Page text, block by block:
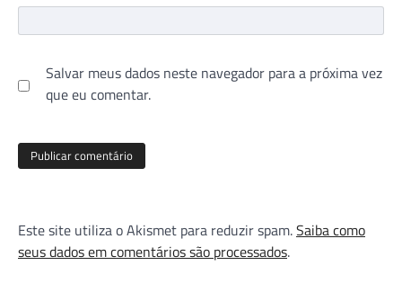
Salvar meus dados neste navegador para a próxima vez
que eu comentar.
Este site utiliza o Akismet para reduzir spam.Saiba como
seus dados em comentários são processados.